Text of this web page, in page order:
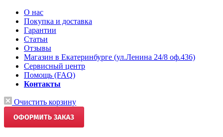
О нас
Покупка и доставка
Гарантии
Статьи
Отзывы
Магазин в Екатеринбурге (ул.Ленина 24/8 оф.436)
Сервисный центр
Помощь (FAQ)
Контакты
Очистить корзину